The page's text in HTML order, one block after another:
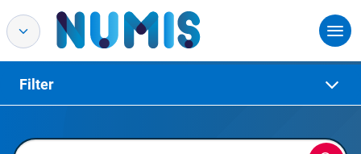
Filter